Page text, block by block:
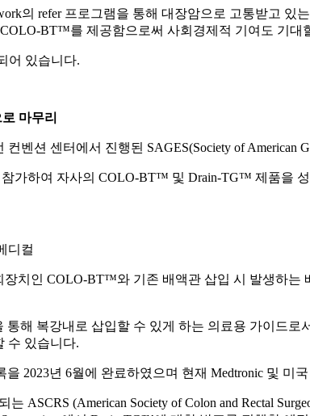
의 refer 프로그램을 통해 대장암으로 고통받고
BT™를 제공함으로써 사회경제적 기여도 기대
어 있습니다.
마무리
벤션 센터에서 진행된 SAGES(Society of American
가하여 자사의 COLO-BT™ 및 Drain-TG™ 제품을
디컬
치인 COLO-BT™와 기존 배액관 삽입 시 발생하
통해 복강내로 삽입할 수 있게 하는 의료용 가이드
수 있습니다.
2023년 6월에 완료하였으며 현재 Medtronic 및 미
ASCRS (American Society of Colon and Rectal